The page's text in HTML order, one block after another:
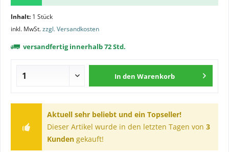
Inhalt: 1 Stück
inkl. MwSt.zzgl. Versandkosten
versandfertig innerhalb 72 Std.
In den Warenkorb
Aktuell sehr beliebt und ein Topseller!
Dieser Artikel wurde in den letzten Tagen von 3
Kundengekauft!